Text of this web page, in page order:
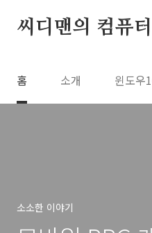
씨디맨의 컴퓨터
홈 소개 윈도우
소소한 이야기